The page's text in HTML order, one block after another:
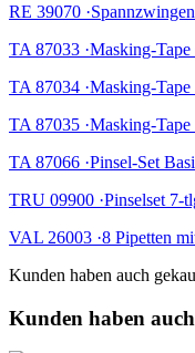
RE 39070
TA 87033 ·Masking-
TA 87034 ·Masking-
TA 87035 ·Masking-
TA 87066 ·Pinsel-Set
TRU 09900 ·Pinselset 7-
VAL 26003 ·8 Pipetten
Kunden haben auch
Kunden haben